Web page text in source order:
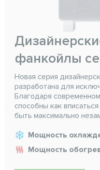
фанкойлы
Новая серия
разработана для
Благодаря
способны как
быть максимально
Мощность
Мощность